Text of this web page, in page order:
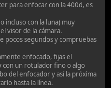
para enfocar con la 400d, es
incluso con la luna) muy
visor de la cámara.
pocos segundos y compruebas
enfocado, fijas el
con un rotulador fino o algo
del enfocador y así la próxima
hasta la línea.